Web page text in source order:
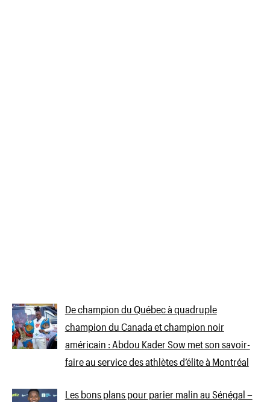
De champion du Québec à quadruple
champion du Canada et champion noir
américain : Abdou Kader Sow met son savoir-
faire au service des athlètes d’élite à Montréal
Les bons plans pour parier malin au Sénégal –